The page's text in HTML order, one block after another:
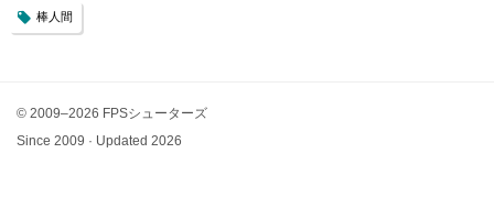
棒人間
© 2009–2026 FPSシューターズ
Since 2009 · Updated 2026